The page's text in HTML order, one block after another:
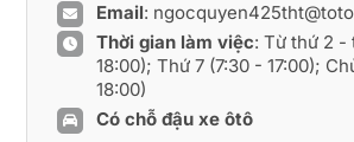
Email:
Thời gian làm việc: Từ thứ 2 -
18:00); Thứ 7 (7:30 - 17:00);
18:00)
Có chỗ đậu xe ôtô